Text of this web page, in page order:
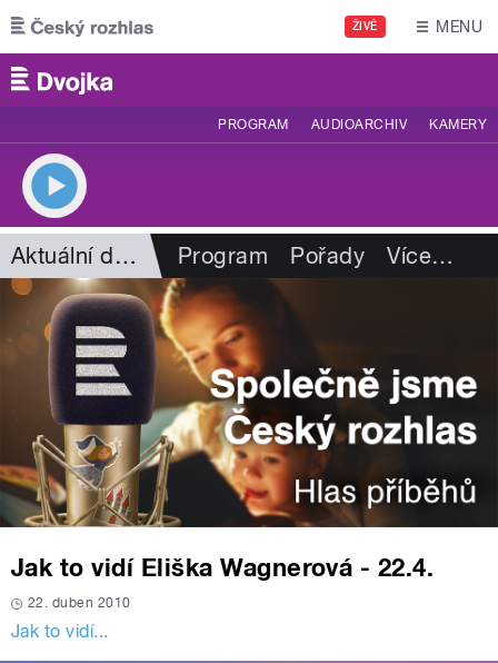
Přejít k hlavnímu obsahu
ŽIVĚ MENU
PROGRAM AUDIOARCHIV KAMERY
Aktuální dění Program Pořady Více…
Jak to vidí Eliška Wagnerová - 22.4.
22. duben 2010
Jak to vidí...